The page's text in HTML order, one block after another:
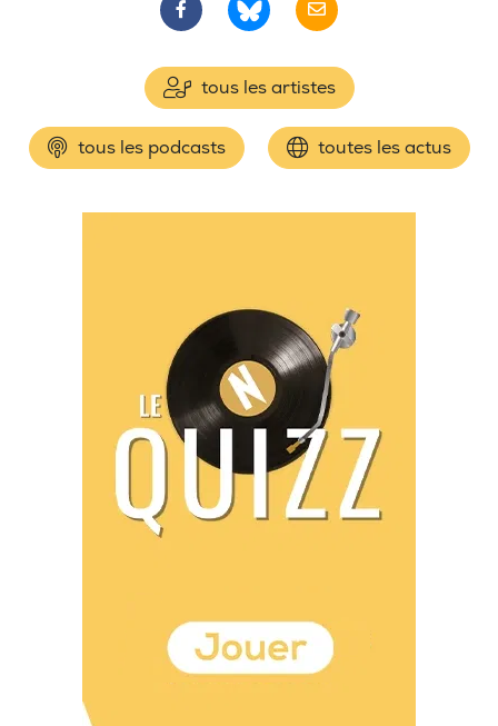
tous les artistes
tous les podcasts toutes les actus